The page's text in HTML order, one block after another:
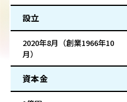
設立
2020年8月（創業1966年10
月）
資本金